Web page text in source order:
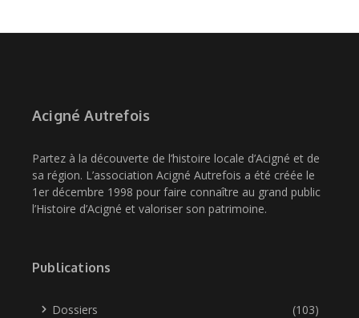
Acigné Autrefois
Partez à la découverte de l’histoire locale d’Acigné et de
sa région. L’association Acigné Autrefois a été créée le
1er décembre 1998 pour faire connaître au grand public
l’Histoire d’Acigné et valoriser son patrimoine.
Publications
Dossiers (103)